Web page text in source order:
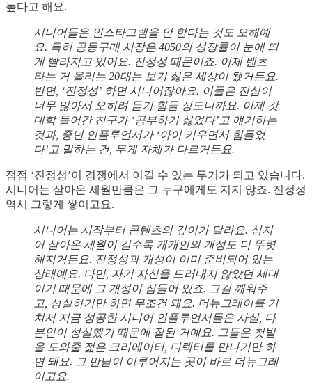
높다고 해요.
시니어들은 인스타그램을 안 한다는 것도 오해예
요. 특히 공동구매 시장은 4050의 성장률이 눈에 띄
게 빨라지고 있어요. 진정성 때문이죠. 이제 벤츠
타는 거 올리는 20대는 보기 싫은 세상이 됐거든요.
반면, ‘진정성’ 하면 시니어잖아요. 이들은 진심이
너무 많아서 오히려 듣기 힘들 정도니까요. 이제 갓
대학 들어간 친구가 ‘공부하기 싫었다’고 얘기하는
것과, 중년 인플루언서가 ‘아이 키우면서 힘들었
다’고 말하는 건, 무게 자체가 다르거든요.
점점 ‘진정성’이 경쟁에서 이길 수 있는 무기가 되고 있습니다.
시니어는 살아온 세월만큼은 그 누구에게도 지지 않죠. 진정성
역시 그렇게 쌓이고요.
시니어는 시작부터 콘텐츠의 깊이가 달라요. 심지
어 살아온 세월이 길수록 개개인의 개성도 더 뚜렷
해지거든요. 진정성과 개성이 이미 준비되어 있는
상태예요. 다만, 자기 자신을 드러내지 않았던 세대
이기 때문에 그 개성이 잠들어 있죠. 그걸 깨워주
고, 성실하기만 하면 무조건 돼요. 더뉴그레이를 거
쳐서 지금 성공한 시니어 인플루언서들은 사실, 다
본인이 성실했기 때문에 잘된 거예요. 그들은 첫발
을 도와줄 젊은 크리에이터, 디렉터를 만나기만 하
면 돼요. 그 만남이 이루어지는 곳이 바로 더뉴그레
이고요.